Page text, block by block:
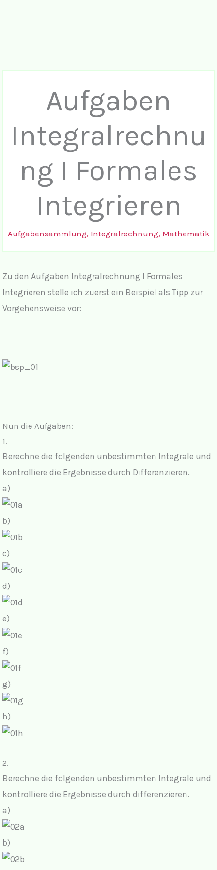
Aufgaben
Integralrechnu
ng I Formales
Integrieren
Aufgabensammlung, Integralrechnung, Mathematik
Zu den Aufgaben Integralrechnung I Formales
Integrieren stelle ich zuerst ein Beispiel als Tipp zur
Vorgehensweise vor:
Nun die Aufgaben:
1.
Berechne die folgenden unbestimmten Integrale und
kontrolliere die Ergebnisse durch Differenzieren.
a)
b)
c)
d)
e)
f)
g)
h)
2.
Berechne die folgenden unbestimmten Integrale und
kontrolliere die Ergebnisse durch differenzieren.
a)
b)